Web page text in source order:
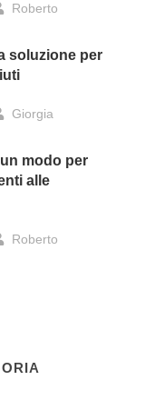
Roberto
soluzione per
Giorgia
modo per
alle
Roberto